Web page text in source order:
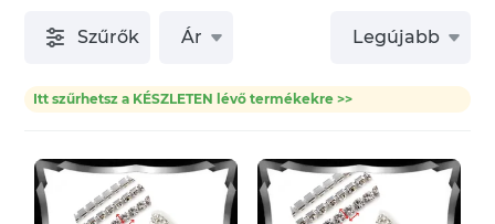
Szűrők Ár Legújabb
Itt szűrhetsz a KÉSZLETEN lévő termékekre >>